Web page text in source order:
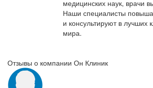
медицинских наук, врачи
Наши специалисты
и консультируют в лучших
мира.
Отзывы о компании Он Клиник